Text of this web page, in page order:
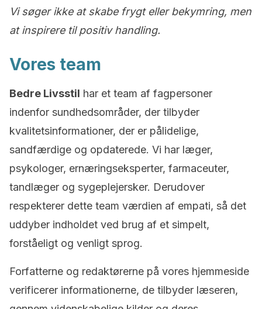
Vi søger ikke at skabe frygt eller bekymring, men
at inspirere til positiv handling.
Vores team
Bedre Livsstil har et team af fagpersoner
indenfor sundhedsområder, der tilbyder
kvalitetsinformationer, der er pålidelige,
sandfærdige og opdaterede. Vi har læger,
psykologer, ernæringseksperter, farmaceuter,
tandlæger og sygeplejersker. Derudover
respekterer dette team værdien af empati, så det
uddyber indholdet ved brug af et simpelt,
forståeligt og venligt sprog.
Forfatterne og redaktørerne på vores hjemmeside
verificerer informationerne, de tilbyder læseren,